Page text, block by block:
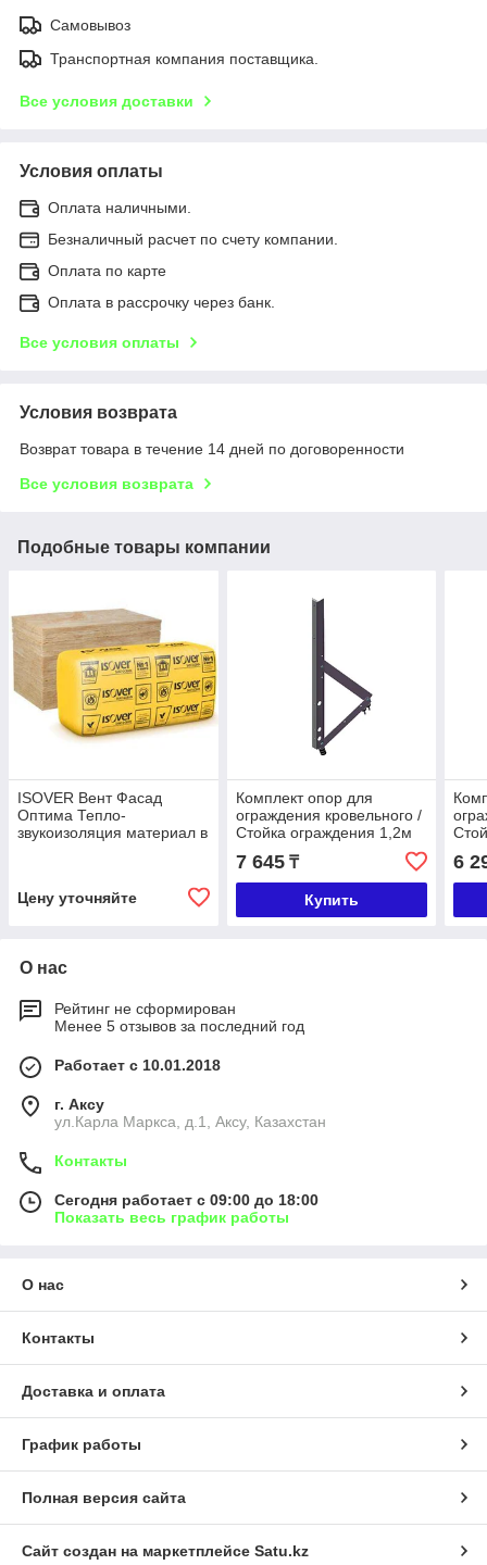
Самовывоз
Транспортная компания поставщика.
Все условия доставки
Условия оплаты
Оплата наличными.
Безналичный расчет по счету компании.
Оплата по карте
Оплата в рассрочку через банк.
Все условия оплаты
Условия возврата
Возврат товара в течение 14 дней по договоренности
Все условия возврата
Подобные товары компании
ISOVER Вент Фасад
Оптима Тепло-
звукоизоляция материал в
Цену уточняйте
Комплект опор для
ограждения кровельного /
Стойка ограждения 1,2м
7 645₸
Купить
6
О нас
Рейтинг не сформирован
Менее 5 отзывов за последний год
Работает с 10.01.2018
г. Аксу
ул.Карла Маркса, д.1, Аксу, Казахстан
Контакты
Сегодня работает с 09:00 до 18:00
Показать весь график работы
О нас
Контакты
Доставка и оплата
График работы
Полная версия сайта
Сайт создан на маркетплейсе Satu.kz